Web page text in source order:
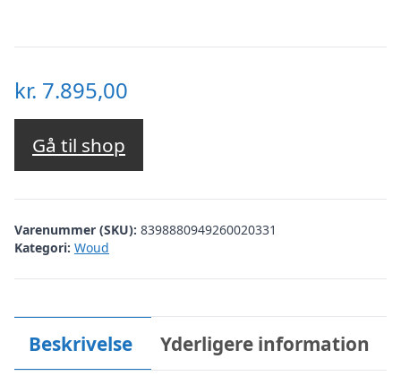
kr. 7.895,00
Gå til shop
Varenummer (SKU): 8398880949260020331
Kategori: Woud
Beskrivelse Yderligere information